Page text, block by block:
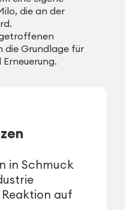
die an der
die Grundlage für
in Schmuck
auf